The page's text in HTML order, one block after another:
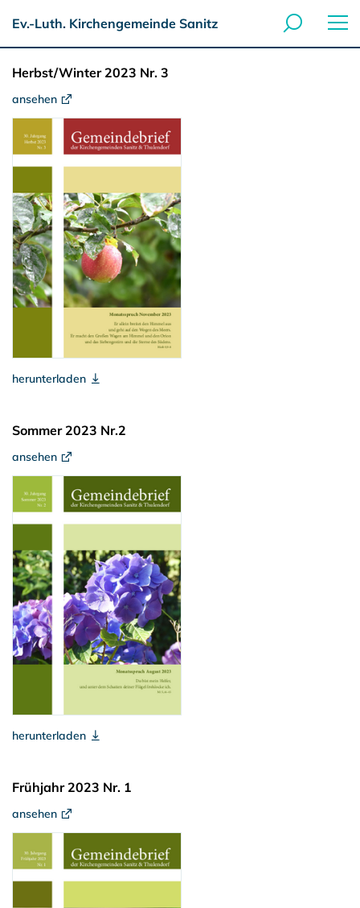
Ev.-Luth. Kirchengemeinde Sanitz
Herbst/Winter 2023 Nr. 3
ansehen
herunterladen
Sommer 2023 Nr.2
ansehen
herunterladen
Frühjahr 2023 Nr. 1
ansehen